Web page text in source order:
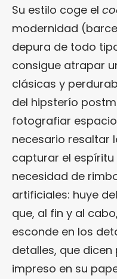
Su estilo coge el
modernidad
depura de todo
consigue atrapar
clásicas y
del hipsterío
fotografiar
necesario resaltar
capturar el
necesidad de
artificiales: huye
que, al fin y al
esconde en los
detalles, que dicen
impreso en su